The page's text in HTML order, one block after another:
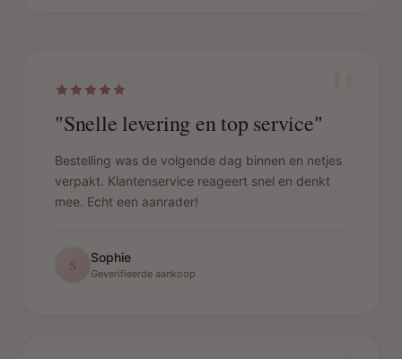
"Snelle levering en top service"
Bestelling was de volgende dag binnen en netjes
verpakt. Klantenservice reageert snel en denkt
mee. Echt een aanrader!
S Sophie
Geverifieerde aankoop